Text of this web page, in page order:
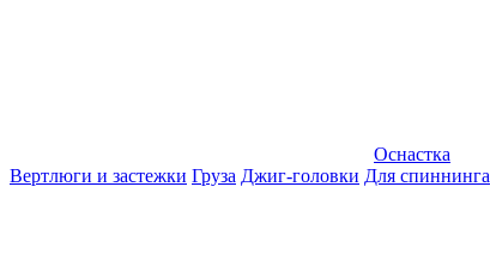
Оснастка
Вертлюги и застежки Груза Джиг-головки Для спиннинга